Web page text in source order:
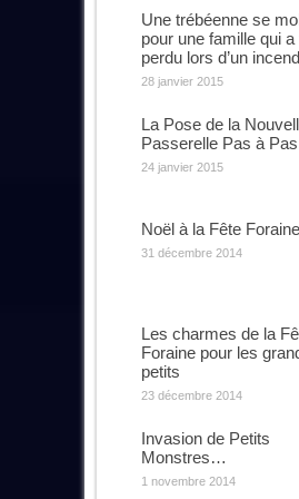
Une trébéenne se
pour une famille qui a
perdu lors d’un
28 janvier 2015
La Pose de la
Passerelle Pas à Pas
24 janvier 2015
Noël à la Fête Foraine
31 décembre 2014
Les charmes de la
Foraine pour les
petits
23 décembre 2014
Invasion de Petits
Monstres…
1 novembre 2014